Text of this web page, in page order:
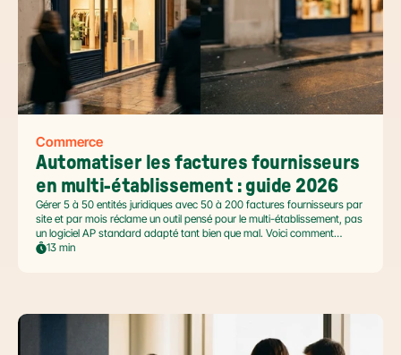
Commerce
Automatiser les factures fournisseurs
en multi-établissement : guide 2026
Gérer 5 à 50 entités juridiques avec 50 à 200 factures fournisseurs par
site et par mois réclame un outil pensé pour le multi-établissement, pas
un logiciel AP standard adapté tant bien que mal. Voici comment
automatiser sans casser la gouvernance locale, capturer le levier BFR
13 min